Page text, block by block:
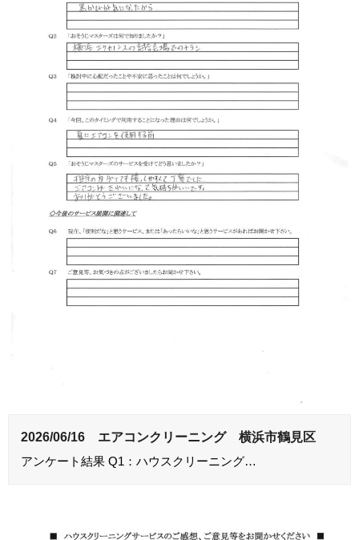
2026/06/16 エアコンクリーニング 横浜市鶴見区
アンケート結果 Q1：ハウスクリーニング…